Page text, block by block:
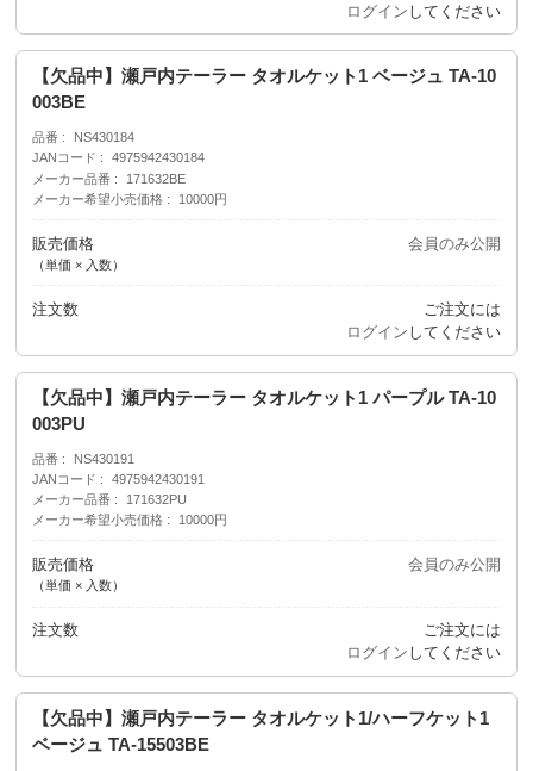
ログイン してください
【欠品中】瀬戸内テーラー タオルケット1 ベージュ TA-10
003BE
品番
NS430184
JANコード
4975942430184
メーカー品番
171632BE
メーカー希望小売価格
10000円
販売価格
（単価 × 入数）
会員のみ公開
注文数
ご注文には
ログイン してください
【欠品中】瀬戸内テーラー タオルケット1 パープル TA-10
003PU
品番
NS430191
JANコード
4975942430191
メーカー品番
171632PU
メーカー希望小売価格
10000円
販売価格
（単価 × 入数）
会員のみ公開
注文数
ご注文には
ログイン してください
【欠品中】瀬戸内テーラー タオルケット1/ハーフケット1
ベージュ TA-15503BE